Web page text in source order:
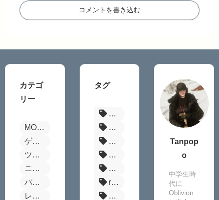
コメントを書き込む
カテゴ
リー
MOD全般
ゲーム別MODまとめ
ツール
ニュース
パルワールド
レビュー
タグ
パルワールド
Fallout4
ボーダーランズ4
ステラーブレイド
Steamセール
reshade
MOD管理ツール
Tanpop
o
中学生時
代に
Oblivion